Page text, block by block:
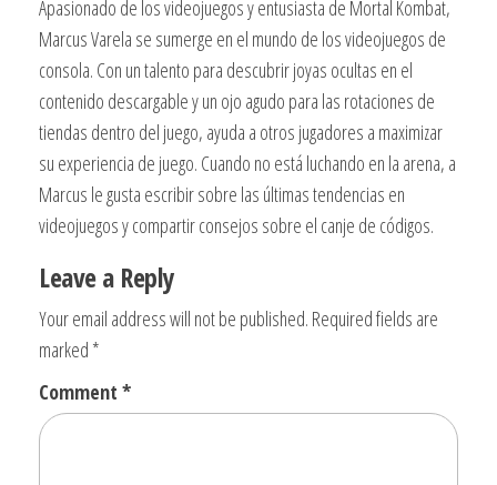
Apasionado de los videojuegos y entusiasta de Mortal Kombat,
Marcus Varela se sumerge en el mundo de los videojuegos de
consola. Con un talento para descubrir joyas ocultas en el
contenido descargable y un ojo agudo para las rotaciones de
tiendas dentro del juego, ayuda a otros jugadores a maximizar
su experiencia de juego. Cuando no está luchando en la arena, a
Marcus le gusta escribir sobre las últimas tendencias en
videojuegos y compartir consejos sobre el canje de códigos.
Leave a Reply
Your email address will not be published. Required fields are
marked *
Comment *